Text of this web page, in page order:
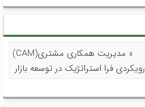
« مدیریت همکاری مشتری(CAM)
رویکردی فرا استراتژیک در توسعه بازار